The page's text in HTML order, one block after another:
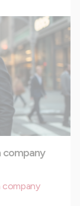
company
company